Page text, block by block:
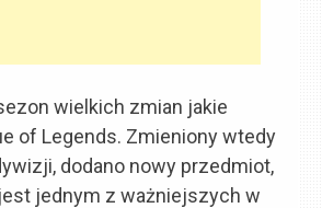
wielkich zmian jakie
of Legends. Zmieniony wtedy
dodano nowy przedmiot,
jednym z ważniejszych w